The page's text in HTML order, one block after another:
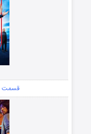
قسمت